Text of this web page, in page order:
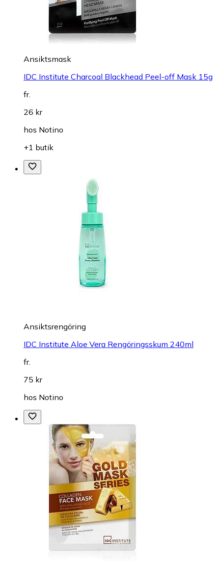
Ansiktsmask
IDC Institute Charcoal Blackhead Peel-off Mask 15g
fr.
26 kr
hos Notino
+1 butik
Ansiktsrengöring
IDC Institute Aloe Vera Rengöringsskum 240ml
fr.
75 kr
hos Notino